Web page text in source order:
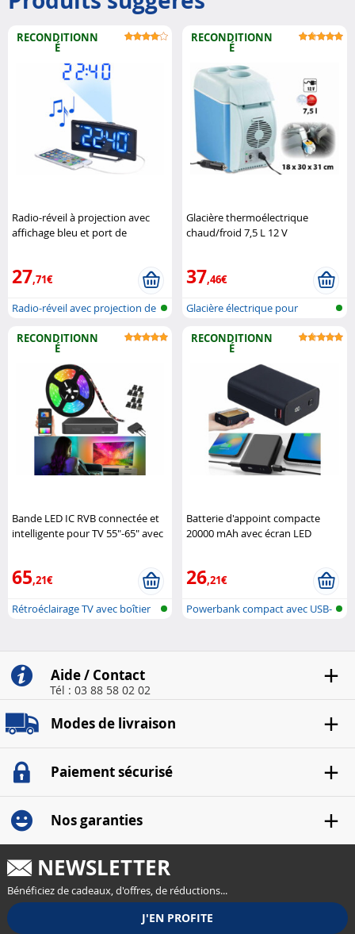
RECONDITIONN
É
Radio-réveil à projection avec
affichage bleu et port de
27,71€
Radio-réveil avec projection de
RECONDITIONN
É
Glacière thermoélectrique
chaud/froid 7,5 L 12 V
37,46€
Glacière électrique pour
RECONDITIONN
É
Bande LED IC RVB connectée et
intelligente pour TV 55"-65" avec
65,21€
Rétroéclairage TV avec boîtier
RECONDITIONN
É
Batterie d'appoint compacte
20000 mAh avec écran LED
26,21€
Powerbank compact avec USB-
Aide / Contact
Tél : 03 88 58 02 02
Modes de livraison
Paiement sécurisé
Nos garanties
NEWSLETTER
Bénéficiez de cadeaux, d'offres, de réductions...